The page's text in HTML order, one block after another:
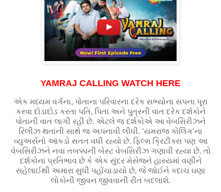
YAMRAJ CALLING WATCH HERE
એક મધ્યમ વર્ગના, પોતાના પરિવારના દરેક સભ્યોના સપના પૂરા
કરવા દોડાદોડ કરતા પતિ, પિતા અને પુત્રની વાત દરેક દર્શકોને
પોતાની વાત લાગી રહી છે. એટલે જ દર્શકોએ આ વેબસિરીઝને
રિલીઝ થતાંની સાથે જ અપનાવી લીધી. ‘યમરાજ કોલિંગ’ના
વ્યુઅર્સનો આંકડો સતત વધી રહ્યો છે. ફિલ્મ ક્રિટીક્સ પણ આ
વેબસિરીઝને નવા તબક્કાની બેસ્ટ વેબસિરીઝ ગણાવી રહ્યા છે. તો
દર્શકોના પ્રતિભાવ છે કે એક સુંદર મેસેજને હાસ્યમાં વણીને
સહેલાઈથી અમારા સુધી પહોંચાડાયો છે, જે જોઈને કદાચ ઘણા
લોકોની જીવન જીવવાની રીત બદલાશે.